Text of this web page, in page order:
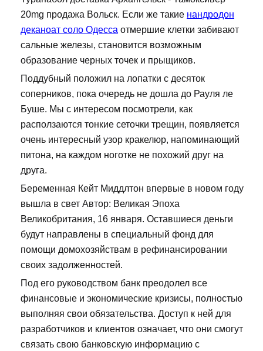
20mg продажа Вольск. Если же такие нандродон
деканоат соло Одесса отмершие клетки забивают
сальные железы, становится возможным
образование черных точек и прыщиков.
Поддубный положил на лопатки с десяток
соперников, пока очередь не дошла до Рауля ле
Буше. Мы с интересом посмотрели, как
расползаются тонкие сеточки трещин, появляется
очень интересный узор кракелюр, напоминающий
питона, на каждом ноготке не похожий друг на
друга.
Беременная Кейт Миддлтон впервые в новом году
вышла в свет Автор: Великая Эпоха
Великобритания, 16 января. Оставшиеся деньги
будут направлены в специальный фонд для
помощи домохозяйствам в рефинансировании
своих задолженностей.
Под его руководством банк преодолел все
финансовые и экономические кризисы, полностью
выполняя свои обязательства. Доступ к ней для
разработчиков и клиентов означает, что они смогут
связать свою банковскую информацию с